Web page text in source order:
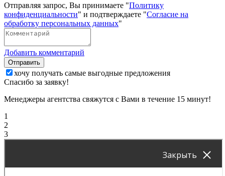
Отправляя запрос, Вы принимаете "Политику
конфиденциальности" и подтверждаете "Согласие на
обработку персональных данных"
Добавить комментарий
Отправить
хочу получать самые выгодные предложения
Спасибо за заявку!
Менеджеры агентства свяжутся с Вами в течение 15 минут!
1
2
3